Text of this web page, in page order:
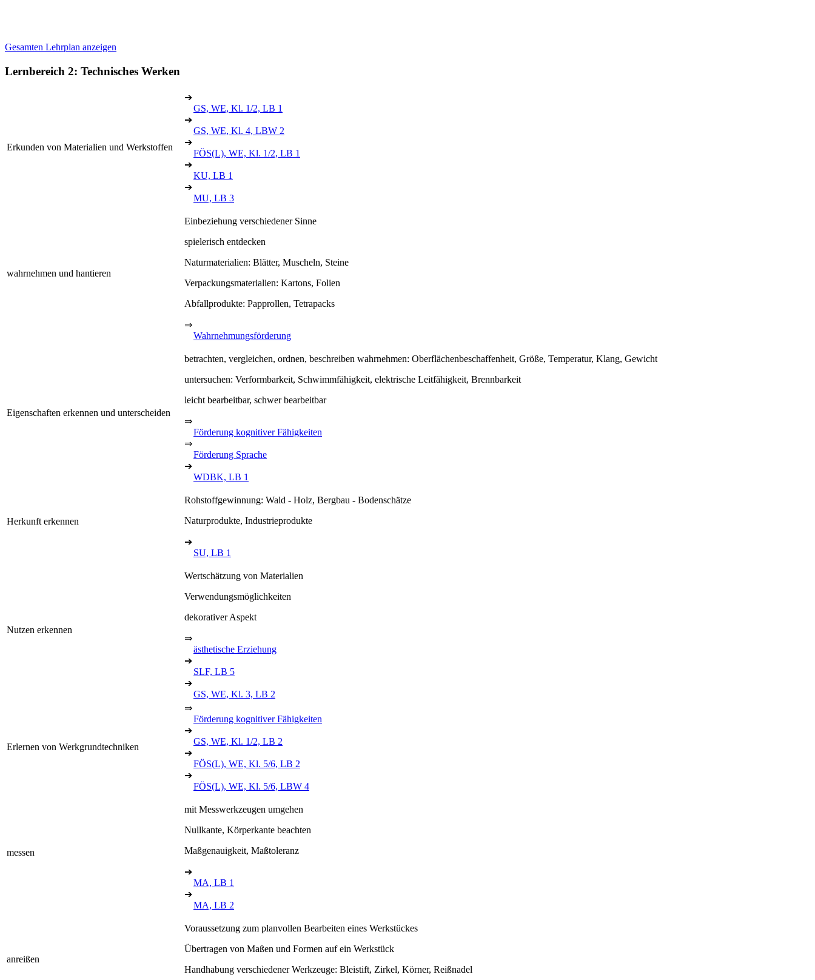
Gesamten Lehrplan anzeigen
Lernbereich 2: Technisches Werken
Erkunden von Materialien und Werkstoffen
➔
GS, WE, Kl. 1/2, LB 1
➔
GS, WE, Kl. 4, LBW 2
➔
FÖS(L), WE, Kl. 1/2, LB 1
➔
KU, LB 1
➔
MU, LB 3
wahrnehmen und hantieren
Einbeziehung verschiedener Sinne
spielerisch entdecken
Naturmaterialien: Blätter, Muscheln, Steine
Verpackungsmaterialien: Kartons, Folien
Abfallprodukte: Papprollen, Tetrapacks
⇒
Wahrnehmungsförderung
Eigenschaften erkennen und unterscheiden
betrachten, vergleichen, ordnen, beschreiben wahrnehmen: Oberflächenbeschaffenheit, Größe, Temperatur, Klang, Gewicht
untersuchen: Verformbarkeit, Schwimmfähigkeit, elektrische Leitfähigkeit, Brennbarkeit
leicht bearbeitbar, schwer bearbeitbar
⇒
Förderung kognitiver Fähigkeiten
⇒
Förderung Sprache
➔
WDBK, LB 1
Herkunft erkennen
Rohstoffgewinnung: Wald - Holz, Bergbau - Bodenschätze
Naturprodukte, Industrieprodukte
➔
SU, LB 1
Nutzen erkennen
Wertschätzung von Materialien
Verwendungsmöglichkeiten
dekorativer Aspekt
⇒
ästhetische Erziehung
➔
SLF, LB 5
➔
GS, WE, Kl. 3, LB 2
Erlernen von Werkgrundtechniken
⇒
Förderung kognitiver Fähigkeiten
➔
GS, WE, Kl. 1/2, LB 2
➔
FÖS(L), WE, Kl. 5/6, LB 2
➔
FÖS(L), WE, Kl. 5/6, LBW 4
messen
mit Messwerkzeugen umgehen
Nullkante, Körperkante beachten
Maßgenauigkeit, Maßtoleranz
➔
MA, LB 1
➔
MA, LB 2
anreißen
Voraussetzung zum planvollen Bearbeiten eines Werkstückes
Übertragen von Maßen und Formen auf ein Werkstück
Handhabung verschiedener Werkzeuge: Bleistift, Zirkel, Körner, Reißnadel